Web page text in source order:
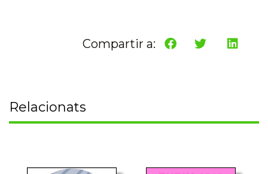
Compartir a:
Relacionats